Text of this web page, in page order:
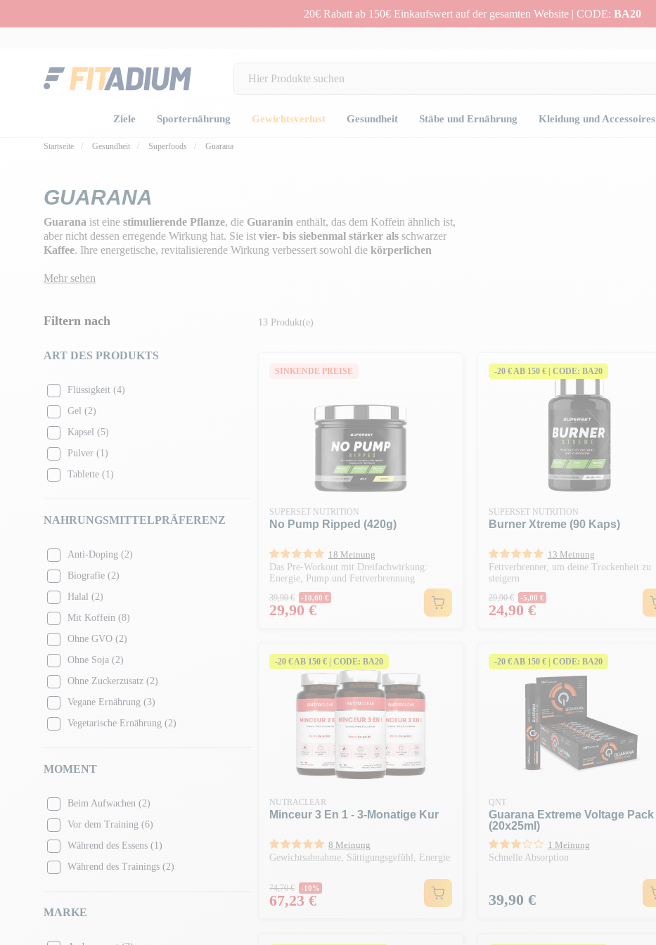
20€ Rabatt ab 150€ Einkaufswert auf der gesamten Website | CODE: BA20
Ziele Sporternährung Gewichtsverlust Gesundheit Stäbe und Ernährung Kleidung und Accessoires
Startseite Gesundheit Superfoods Guarana
GUARANA
Guarana ist eine stimulierende Pflanze, die Guaranin enthält, das dem Koffein ähnlich ist,
aber nicht dessen erregende Wirkung hat. Sie ist vier- bis siebenmal stärker als schwarzer
Kaffee. Ihre energetische, revitalisierende Wirkung verbessert sowohl die körperlichen
bekämpft Müdigkeit
Mehr sehen
Filtern nach
ART DES PRODUKTS
Flüssigkeit (4)
Gel (2)
Kapsel (5)
Pulver (1)
Tablette (1)
NAHRUNGSMITTELPRÄFERENZ
Anti-Doping (2)
Biografie (2)
Halal (2)
Mit Koffein (8)
Ohne GVO (2)
Ohne Soja (2)
Ohne Zuckerzusatz (2)
Vegane Ernährung (3)
Vegetarische Ernährung (2)
MOMENT
Beim Aufwachen (2)
Vor dem Training (6)
Während des Essens (1)
Während des Trainings (2)
MARKE
13 Produkt(e)
SINKENDE PREISE
SUPERSET NUTRITION
No Pump Ripped (420g)
18 Meinung
Das Pre-Workout mit Dreifachwirkung:
Energie, Pump und Fettverbrennung
Regulärer Preis
39,90 € -10,00 €
Preis
29,90 €
-20 € AB 150 € | CODE: BA20
SUPERSET NUTRITION
Burner Xtreme (90 Kaps)
13 Meinung
Fettverbrenner, um deine Trockenheit zu
steigern
Regulärer Preis
29,90 € -5,00 €
Preis
24,90 €
-20 € AB 150 € | CODE: BA20
NUTRACLEAR
Minceur 3 En 1 - 3-Monatige Kur
8 Meinung
Gewichtsabnahme, Sättigungsgefühl, Energie
Regulärer Preis
74,70 € -10%
Preis
67,23 €
-20 € AB 150 € | CODE: BA20
QNT
Guarana Extreme Voltage Pack
(20x25ml)
1 Meinung
Schnelle Absorption
Preis
39,90 €